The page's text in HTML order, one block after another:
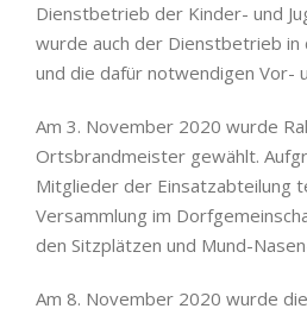
Dienstbetrieb der Kinder- und
wurde auch der Dienstbetrieb in
und die dafür notwendigen Vor-
Am 3. November 2020 wurde
Ortsbrandmeister gewählt.
Mitglieder der Einsatzabteilung
Versammlung im
den Sitzplätzen und Mund-
Am 8. November 2020 wurde